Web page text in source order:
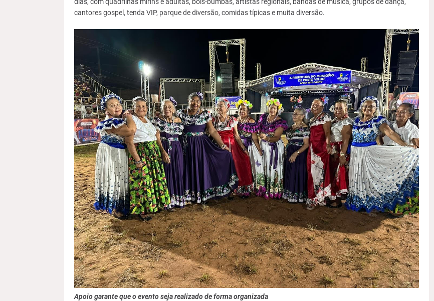
cantores gospel, tenda VIP, parque de diversão, comidas típicas e muita diversão.
Apoio garante que o evento seja realizado de forma organizada